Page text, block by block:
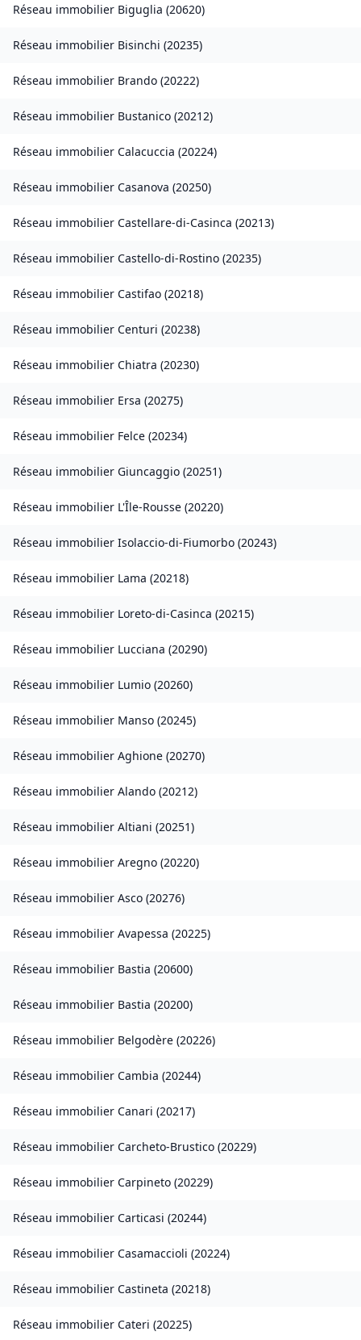
Réseau immobilier Biguglia (20620)
Réseau immobilier Bisinchi (20235)
Réseau immobilier Brando (20222)
Réseau immobilier Bustanico (20212)
Réseau immobilier Calacuccia (20224)
Réseau immobilier Casanova (20250)
Réseau immobilier Castellare-di-Casinca (20213)
Réseau immobilier Castello-di-Rostino (20235)
Réseau immobilier Castifao (20218)
Réseau immobilier Centuri (20238)
Réseau immobilier Chiatra (20230)
Réseau immobilier Ersa (20275)
Réseau immobilier Felce (20234)
Réseau immobilier Giuncaggio (20251)
Réseau immobilier L'Île-Rousse (20220)
Réseau immobilier Isolaccio-di-Fiumorbo (20243)
Réseau immobilier Lama (20218)
Réseau immobilier Loreto-di-Casinca (20215)
Réseau immobilier Lucciana (20290)
Réseau immobilier Lumio (20260)
Réseau immobilier Manso (20245)
Réseau immobilier Aghione (20270)
Réseau immobilier Alando (20212)
Réseau immobilier Altiani (20251)
Réseau immobilier Aregno (20220)
Réseau immobilier Asco (20276)
Réseau immobilier Avapessa (20225)
Réseau immobilier Bastia (20600)
Réseau immobilier Bastia (20200)
Réseau immobilier Belgodère (20226)
Réseau immobilier Cambia (20244)
Réseau immobilier Canari (20217)
Réseau immobilier Carcheto-Brustico (20229)
Réseau immobilier Carpineto (20229)
Réseau immobilier Carticasi (20244)
Réseau immobilier Casamaccioli (20224)
Réseau immobilier Castineta (20218)
Réseau immobilier Cateri (20225)